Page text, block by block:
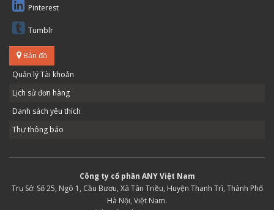
Pinterest
Tumblr
Bản đồ
Quản lý Tài khoản
Lịch sử đơn hàng
Danh sách yêu thích
Thư thông báo
Công ty cổ phần ANY Việt Nam
Trụ Sở: Số 25, Ngõ 1, Cầu Bươu, Xã Tân Triều, Huyện Thanh Trì, Thành Phố
Hà Nội, Việt Nam.